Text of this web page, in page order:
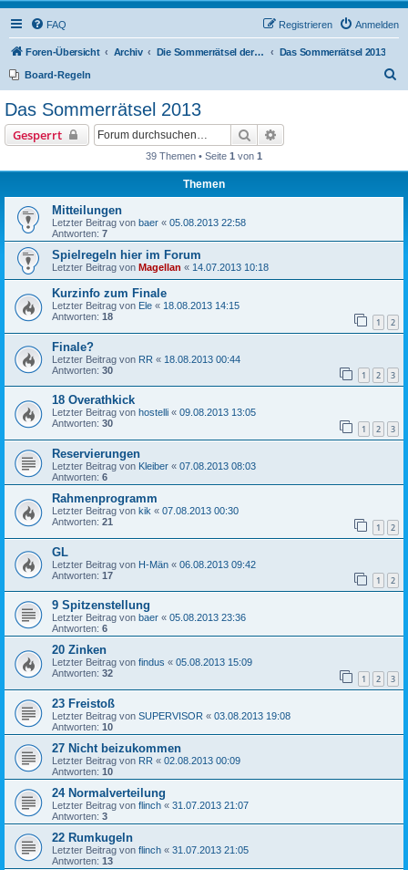
FAQ Anmelden
Registrieren
Foren-Übersicht Archiv Die Sommerrätsel der Rätselnasen Das Sommerrätsel 2013
Board-Regeln
Das Sommerrätsel 2013
Gesperrt Suche
39 Themen • Seite 1 von 1
Themen
Mitteilungen
Letzter Beitrag von baer « 05.08.2013 22:58
Antworten: 7
Spielregeln hier im Forum
Letzter Beitrag von Magellan « 14.07.2013 10:18
Kurzinfo zum Finale
Letzter Beitrag von Ele « 18.08.2013 14:15
Antworten: 18 1 2
Finale?
Letzter Beitrag von RR « 18.08.2013 00:44
Antworten: 30 1 2 3
18 Overathkick
Letzter Beitrag von hostelli « 09.08.2013 13:05
Antworten: 30 1 2 3
Reservierungen
Letzter Beitrag von Kleiber « 07.08.2013 08:03
Antworten: 6
Rahmenprogramm
Letzter Beitrag von kik « 07.08.2013 00:30
Antworten: 21 1 2
GL
Letzter Beitrag von H-Män « 06.08.2013 09:42
Antworten: 17 1 2
9 Spitzenstellung
Letzter Beitrag von baer « 05.08.2013 23:36
Antworten: 6
20 Zinken
Letzter Beitrag von findus « 05.08.2013 15:09
Antworten: 32 1 2 3
23 Freistoß
Letzter Beitrag von SUPERVISOR « 03.08.2013 19:08
Antworten: 10
27 Nicht beizukommen
Letzter Beitrag von RR « 02.08.2013 00:09
Antworten: 10
24 Normalverteilung
Letzter Beitrag von flinch « 31.07.2013 21:07
Antworten: 3
22 Rumkugeln
Letzter Beitrag von flinch « 31.07.2013 21:05
Antworten: 13